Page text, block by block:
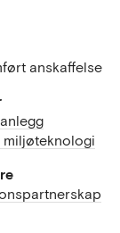
anskaffelse
miljøteknologi